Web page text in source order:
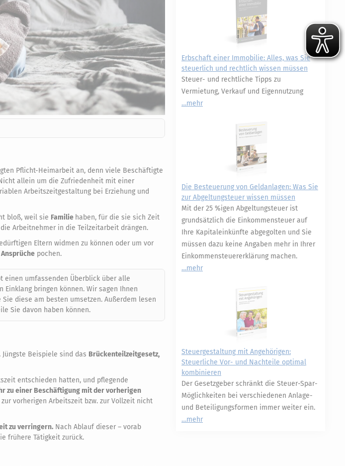
Pflicht-Heimarbeit an, denn viele Beschäftigte
allein um die Zufriedenheit mit einer
Arbeitszeitgestaltung bei Erziehung und
bloß, weil sie Familie haben, für die sie sich Zeit
die Arbeitnehmer in die Teilzeitarbeit drängen.
Eltern widmen zu können oder um vor
pochen.
einen umfassenden Überblick über alle
bringen können. Wir sagen Ihnen
diese am besten umsetzen. Außerdem lesen
Sie davon haben können.
Beispiele sind das Brückenteilzeitgesetz,
entschieden hatten, und pflegende
zu einer Beschäftigung mit der vorherigen
vorherigen Arbeitszeit bzw. zur Vollzeit nicht
zu verringern. Nach Ablauf dieser – vorab
frühere Tätigkeit zurück.
Erbschaft einer Immobilie: Alles, was Sie
steuerlich und rechtlich wissen müssen
Steuer- und rechtliche Tipps zu
Vermietung, Verkauf und Eigennutzung
mehr
Die Besteuerung von Geldanlagen: Was Sie
zur Abgeltungsteuer wissen müssen
Mit der 25 %igen Abgeltungsteuer ist
grundsätzlich die Einkommensteuer auf
Ihre Kapitaleinkünfte abgegolten und Sie
müssen dazu keine Angaben mehr in Ihrer
Einkommensteuererklärung machen.
mehr
Steuergestaltung mit Angehörigen:
Steuerliche Vor- und Nachteile optimal
kombinieren
Der Gesetzgeber schränkt die Steuer-Spar-
Möglichkeiten bei verschiedenen Anlage-
und Beteiligungsformen immer weiter ein.
mehr